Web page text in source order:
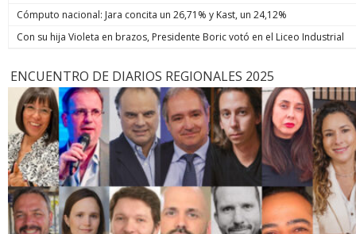
Cómputo nacional: Jara concita un 26,71% y Kast, un 24,12%
Con su hija Violeta en brazos, Presidente Boric votó en el Liceo Industrial
ENCUENTRO DE DIARIOS REGIONALES 2025